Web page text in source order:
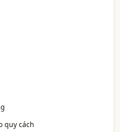
quy cách